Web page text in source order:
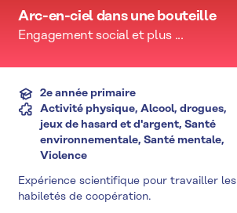
Arc-en-ciel dans une bouteille
Engagement social et plus ...
2e année primaire
Activité physique, Alcool, drogues,
jeux de hasard et d'argent, Santé
environnementale, Santé mentale,
Violence
Expérience scientifique pour travailler les
habiletés de coopération.